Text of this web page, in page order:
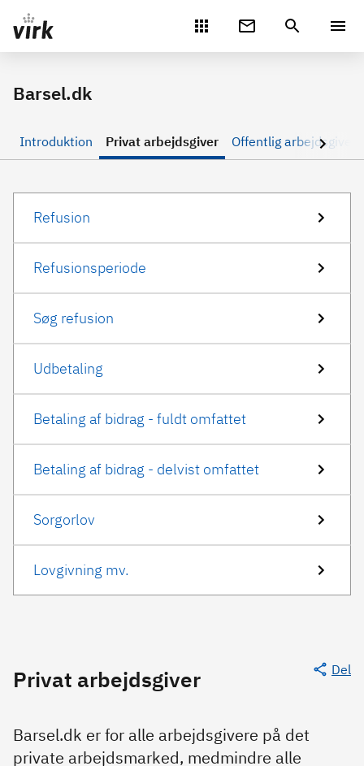
Gå direkte til indhold
Barsel.dk
Introduktion Privat arbejdsgiver Offentlig arbejdsgiver
Refusion
Refusionsperiode
Søg refusion
Udbetaling
Betaling af bidrag - fuldt omfattet
Betaling af bidrag - delvist omfattet
Sorgorlov
Lovgivning mv.
Privat arbejdsgiver Del
Barsel.dk er for alle arbejdsgivere på det
private arbejdsmarked, medmindre alle